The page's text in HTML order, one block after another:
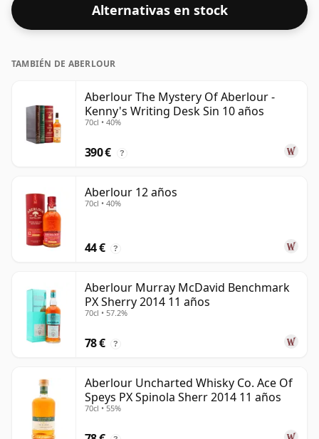
recipiente de 75 cl.Alternativas en stock
TAMBIÉN DE ABERLOUR
Aberlour The Mystery Of Aberlour -
Kenny's Writing Desk Sin 10 años
70cl • 40%
390 € ?
Aberlour 12 años
70cl • 40%
44 € ?
Aberlour Murray McDavid Benchmark
PX Sherry 2014 11 años
70cl • 57.2%
78 € ?
Aberlour Uncharted Whisky Co. Ace Of
Speys PX Spinola Sherr 2014 11 años
70cl • 55%